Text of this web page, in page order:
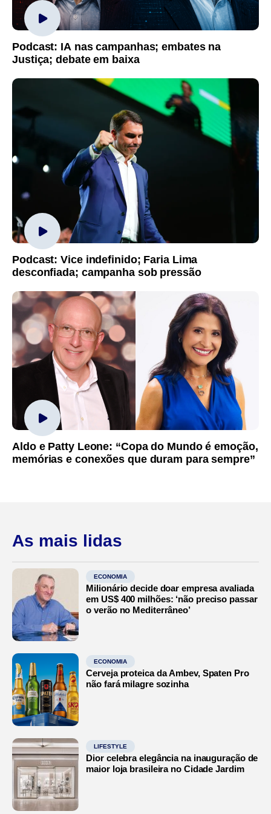
Podcast: IA nas campanhas; embates na
Justiça; debate em baixa
Podcast: Vice indefinido; Faria Lima
desconfiada; campanha sob pressão
Aldo e Patty Leone: “Copa do Mundo é emoção,
memórias e conexões que duram para sempre”
As mais lidas
ECONOMIA
Milionário decide doar empresa avaliada
em US$ 400 milhões: ‘não preciso passar
o verão no Mediterrâneo’
ECONOMIA
Cerveja proteica da Ambev, Spaten Pro
não fará milagre sozinha
LIFESTYLE
Dior celebra elegância na inauguração de
maior loja brasileira no Cidade Jardim